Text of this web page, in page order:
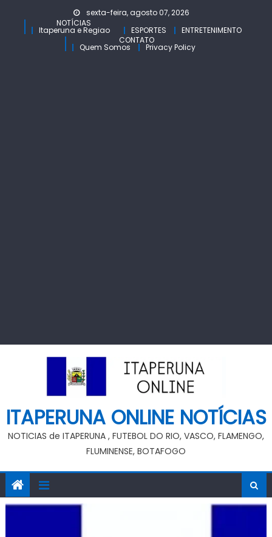
content
sexta-feira, agosto 07, 2026
NOTÍCIAS
Itaperuna e Regiao ESPORTES
ENTRETENIMENTO
CONTATO
Quem Somos Privacy Policy
ITAPERUNA ONLINE NOTÍCIAS
NOTICIAS de ITAPERUNA , FUTEBOL DO RIO, VASCO, FLAMENGO,
FLUMINENSE, BOTAFOGO